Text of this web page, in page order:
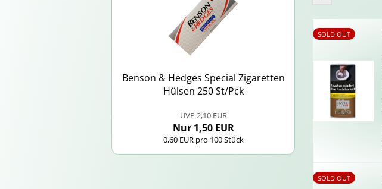
SOLD OUT
SOLD OUT
Ben­son & Hedges Spe­cial Zi­ga­ret­ten
Hül­sen 250 St/Pck
UVP 2,10 EUR
Nur 1,50 EUR
0,60 EUR pro 100 Stück